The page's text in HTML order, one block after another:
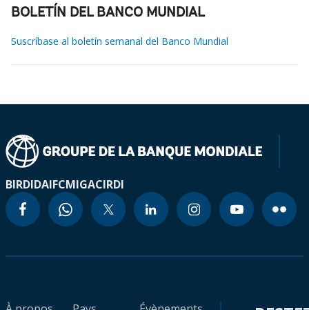
BOLETÍN DEL BANCO MUNDIAL
Suscríbase al boletín semanal del Banco Mundial
BIRDIDAIFCMIGACIRDI